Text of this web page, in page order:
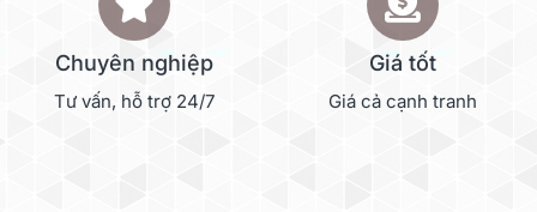
Chuyên nghiệp
Tư vấn, hỗ trợ 24/7
Giá tốt
Giá cả cạnh tranh